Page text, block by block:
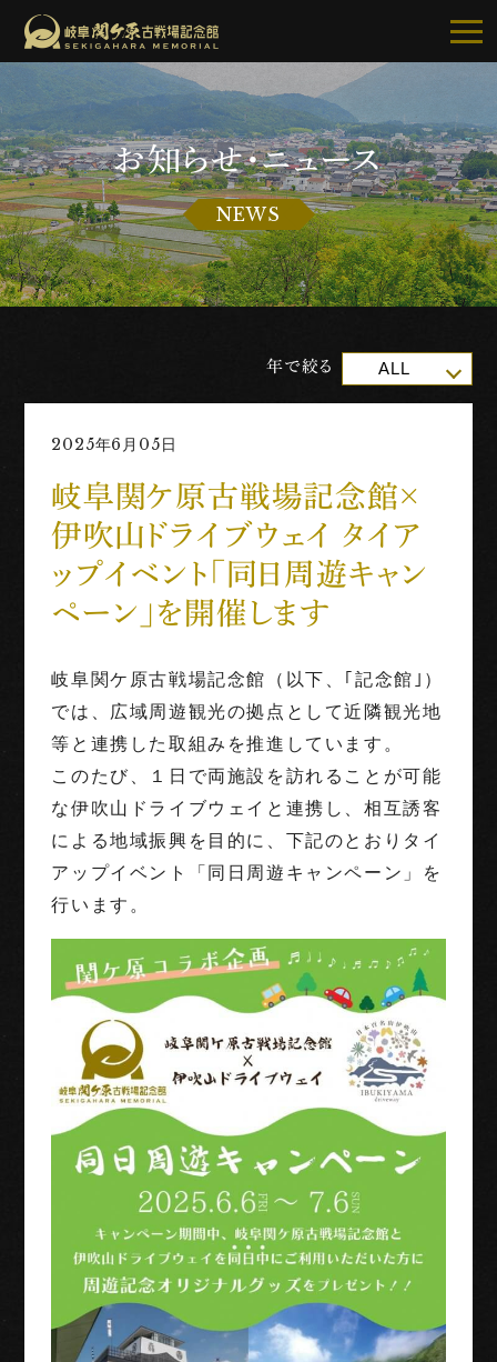
記念館について
ご利用案内
お知らせ
世界三大古戦場
1階映像展示予約
お知らせ・ニュース
NEWS
年で絞る ALL
2025年6月05日
岐阜関ケ原古戦場記念館×
伊吹山ドライブウェイ タイア
ップイベント「同日周遊キャン
ペーン」を開催します
岐阜関ケ原古戦場記念館（以下、｢記念館｣）
では、広域周遊観光の拠点として近隣観光地
等と連携した取組みを推進しています。
このたび、１日で両施設を訪れることが可能
な伊吹山ドライブウェイと連携し、相互誘客
による地域振興を目的に、下記のとおりタイ
アップイベント「同日周遊キャンペーン」を
行います。